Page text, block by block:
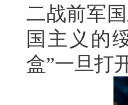
二战前军
国主义的
盒”一旦打